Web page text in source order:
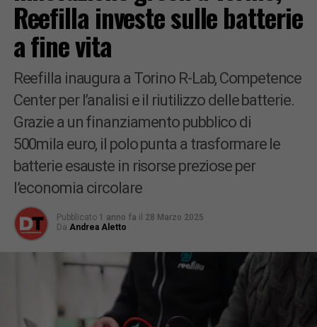
Reefilla investe sulle batterie
a fine vita
Reefilla inaugura a Torino R-Lab, Competence
Center per l’analisi e il riutilizzo delle batterie.
Grazie a un finanziamento pubblico di
500mila euro, il polo punta a trasformare le
batterie esauste in risorse preziose per
l’economia circolare
Pubblicato 1 anno fa il 28 Marzo 2025
Da Andrea Aletto